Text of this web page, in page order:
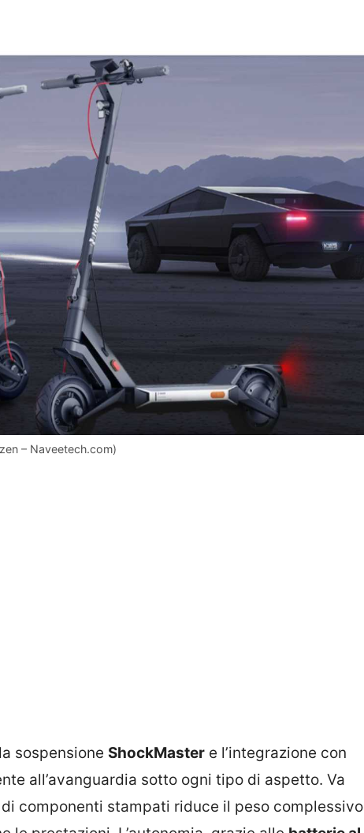
– Naveetech.com)
sospensione ShockMaster e l’integrazione con
all’avanguardia sotto ogni tipo di aspetto. Va
componenti stampati riduce il peso complessivo